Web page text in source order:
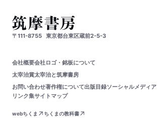
〒111-8755 東京都台東区蔵前2-5-3
会社概要会社ロゴ・銘板について
太宰治賞太宰治と筑摩書房
お問い合わせ著作権について出版目録ソーシャルメディア
リンク集サイトマップ
webちくま ちくまの教科書